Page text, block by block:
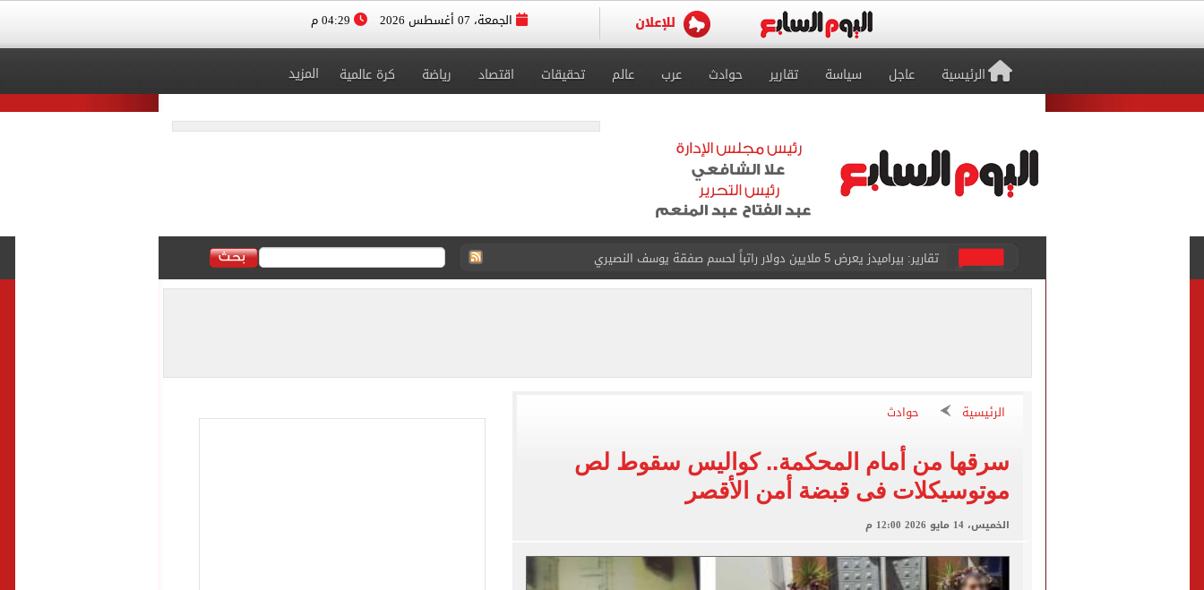
الجمعة، 07 أغسطس 2026
الرئيسية عاجل سياسة تقارير حوادث عرب عالم تحقيقات اقتصاد رياضة كرة عالمية المزيد
تقارير: بيراميدز يعرض 5 ملايين دولار راتباً لحسم صفقة يوسف النصيري
هل يتغير رقم الجلوس فى امتحانات الدور الثانى للثانوية العامة؟.. التعليم توضح
الأهلي يخوض أول مران فى معسكر إسبانيا استعداداً للموسم الجديد.. صور
انطلاق مباراة مصر وإسبانيا فى نصف نهائي بطولة العالم لناشئات كرة اليد
الزمالك يبلغ 4 لاعبين بعدم التواجد مع الفريق الأول بالموسم الجديد
محمد صلاح يتلقى هدية استثنائية بعد انضمامه لـ طرابزون سبور
سيلتيك الاسكتلندى يضع اللمسات الأخيرة لضم هيثم حسن
الرئيسية حوادث
سرقها من أمام المحكمة.. كواليس سقوط لص
موتوسيكلات فى قبضة أمن الأقصر
الخميس، 14 مايو 2026 12:00 م